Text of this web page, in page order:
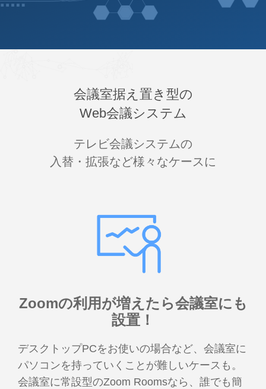
会議室据え置き型の
Web会議システム
テレビ会議システムの
入替・拡張など様々なケースに
Zoomの利用が増えたら会議室にも
設置！
デスクトップPCをお使いの場合など、会議室に
パソコンを持っていくことが難しいケースも。
会議室に常設型のZoom Roomsなら、誰でも簡